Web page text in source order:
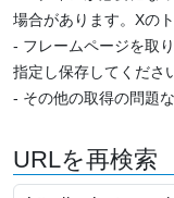
場合があります。Xの
- フレームページを取
指定し保存してくださ
- その他の取得の問題
URLを再検索